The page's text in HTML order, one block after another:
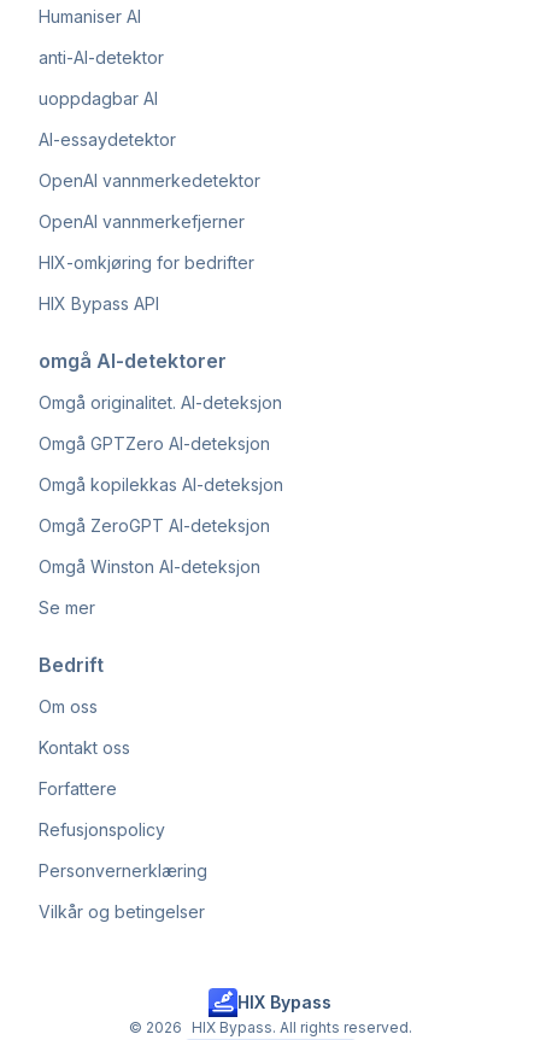
Humaniser AI
anti-AI-detektor
uoppdagbar AI
AI-essaydetektor
OpenAI vannmerkedetektor
OpenAI vannmerkefjerner
HIX-omkjøring for bedrifter
HIX Bypass API
omgå AI-detektorer
Omgå originalitet. AI-deteksjon
Omgå GPTZero AI-deteksjon
Omgå kopilekkas AI-deteksjon
Omgå ZeroGPT AI-deteksjon
Omgå Winston AI-deteksjon
Se mer
Bedrift
Om oss
Kontakt oss
Forfattere
Refusjonspolicy
Personvernerklæring
Vilkår og betingelser
HIX Bypass
© 2026 HIX Bypass. All rights reserved.